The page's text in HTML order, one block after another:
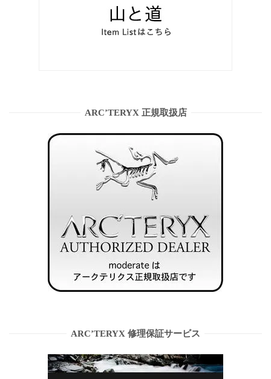
ARC’TERYX 正規取扱店
ARC’TERYX 修理保証サービス